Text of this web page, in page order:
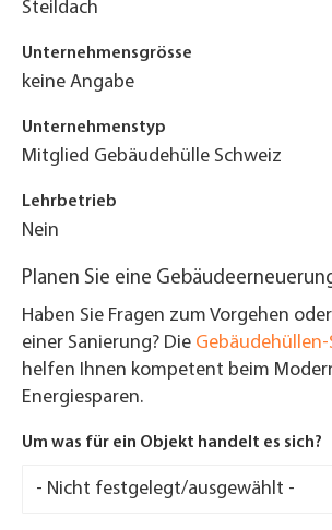
Steildach
Unternehmensgrösse
keine Angabe
Unternehmenstyp
Mitglied Gebäudehülle Schweiz
Lehrbetrieb
Nein
Planen Sie eine
Haben Sie Fragen zum Vorgehen
einer Sanierung? Die
helfen Ihnen kompetent beim
Energiesparen.
Um was für ein Objekt handelt es sich?